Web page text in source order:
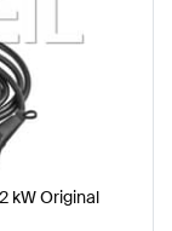
kW Original